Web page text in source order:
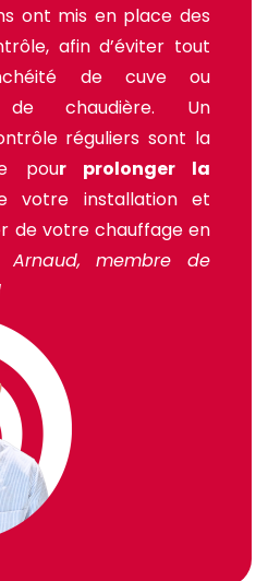
ont mis en place des
afin d’éviter tout
de cuve ou
de chaudière.
Un
réguliers sont la
pour prolonger la
votre installation et
de votre chauffage en
membre de